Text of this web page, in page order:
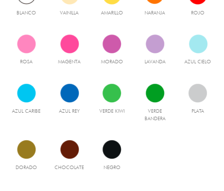
BLANCO VAINILLA AMARILLO NARANJA ROJO
ROSA MAGENTA MORADO LAVANDA AZUL CIELO
AZUL CARIBE AZUL REY VERDE KIWI
VERDE
BANDERA
PLATA
DORADO CHOCOLATE NEGRO